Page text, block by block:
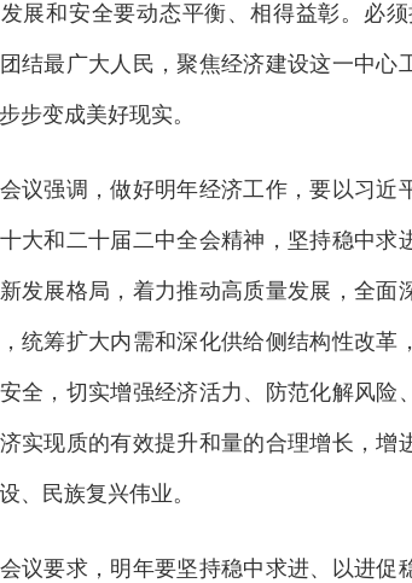
展和安全要动态平衡、相得益彰。必
结最广大人民，聚焦经济建设这一中
步变成美好现实。
调，做好明年经济工作，要以习近平
大和二十届二中全会精神，坚持稳中
发展格局，着力推动高质量发展，全
统筹扩大内需和深化供给侧结构性改
全，切实增强经济活力、防范化解风
实现质的有效提升和量的合理增长，
、民族复兴伟业。
求，明年要坚持稳中求进、以进促稳